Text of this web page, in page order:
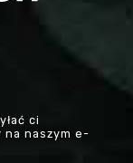
ci
naszym e-